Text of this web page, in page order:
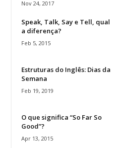
Nov 24, 2017
Speak, Talk, Say e Tell, qual
a diferença?
Feb 5, 2015
Estruturas do Inglês: Dias da
Semana
Feb 19, 2019
O que significa “So Far So
Good”?
Apr 13, 2015